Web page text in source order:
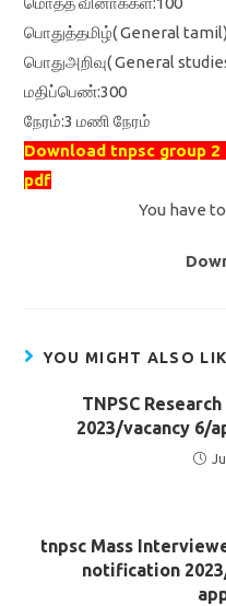
பொதுத்தமிழ்( General
பொதுஅறிவு( General
மதிப்பெண்:300
நேரம்:3 மணி நேரம்
Download tnpsc group
pdf
You have
YOU MIGHT ALSO
TNPSC
2023/vacancy 6/
tnpsc Mass
notification